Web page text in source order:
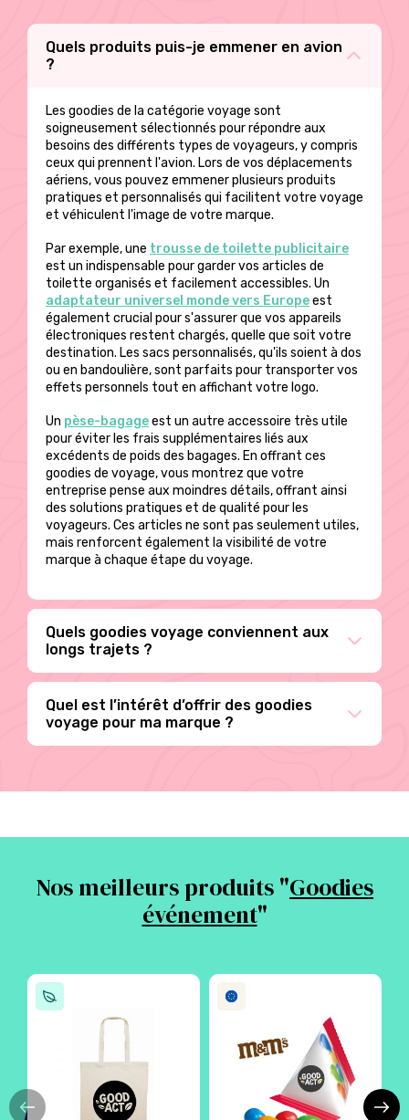
Quels produits puis-je emmener en avion
?
Les goodies de la catégorie voyage sont
soigneusement sélectionnés pour répondre aux
besoins des différents types de voyageurs, y compris
ceux qui prennent l'avion. Lors de vos déplacements
aériens, vous pouvez emmener plusieurs produits
pratiques et personnalisés qui facilitent votre voyage
et véhiculent l'image de votre marque.
Par exemple, une trousse de toilette publicitaire
est un indispensable pour garder vos articles de
toilette organisés et facilement accessibles. Un
adaptateur universel monde vers Europeest
également crucial pour s'assurer que vos appareils
électroniques restent chargés, quelle que soit votre
destination. Les sacs personnalisés, qu'ils soient à dos
ou en bandoulière, sont parfaits pour transporter vos
effets personnels tout en affichant votre logo.
Un pèse-bagageest un autre accessoire très utile
pour éviter les frais supplémentaires liés aux
excédents de poids des bagages. En offrant ces
goodies de voyage, vous montrez que votre
entreprise pense aux moindres détails, offrant ainsi
des solutions pratiques et de qualité pour les
voyageurs. Ces articles ne sont pas seulement utiles,
mais renforcent également la visibilité de votre
marque à chaque étape du voyage.
Quels goodies voyage conviennent aux
longs trajets ?
Quel est l’intérêt d’offrir des goodies
voyage pour ma marque ?
Nos meilleurs produits "Goodies
événement"